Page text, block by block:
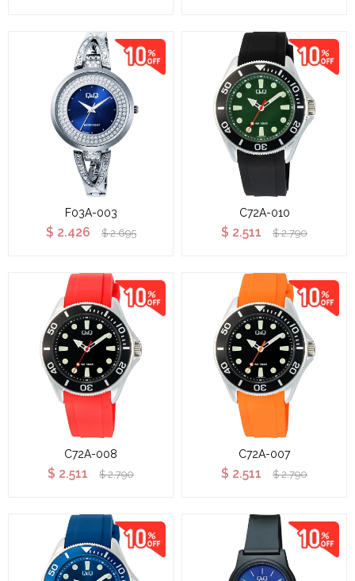
F03A-003
$ 2.426 $ 2.695
C72A-010
$ 2.511 $ 2.790
C72A-008
$ 2.511 $ 2.790
C72A-007
$ 2.511 $ 2.790